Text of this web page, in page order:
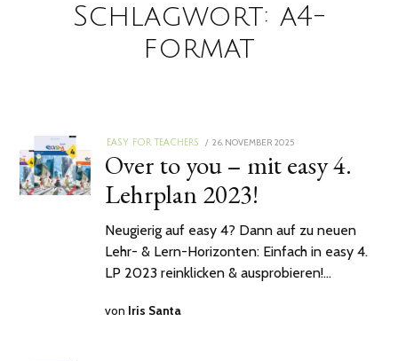
Schlagwort: a4-
format
EASY FOR TEACHERS
POSTED
26. NOVEMBER 2025
Over to you – mit easy 4.
Lehrplan 2023!
Neugierig auf easy 4? Dann auf zu neuen
Lehr- & Lern-Horizonten: Einfach in easy 4.
LP 2023 reinklicken & ausprobieren!…
von Iris Santa